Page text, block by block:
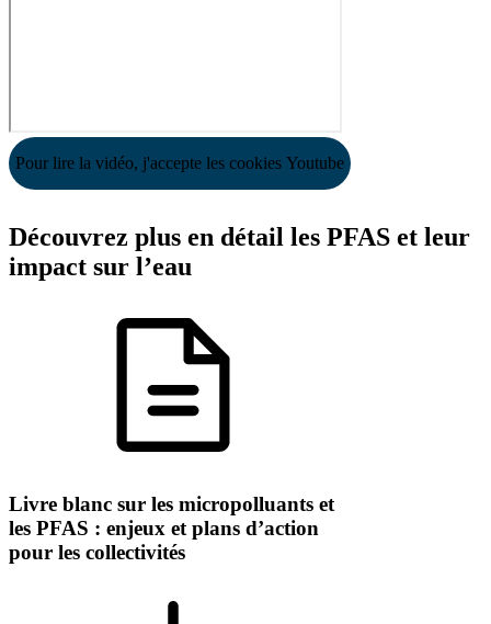
Pour lire la vidéo, j'accepte les cookies Youtube
Découvrez plus en détail les PFAS et leur
impact sur l’eau
Livre blanc sur les micropolluants et
les PFAS : enjeux et plans d’action
pour les collectivités